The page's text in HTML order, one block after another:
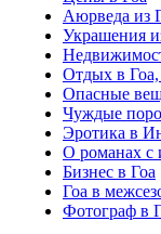
Аюрведа из
Украшения
Отдых в Гоа,
Опасные
Чуждые
Эротика в
О романах с
Бизнес в Гоа
Гоа в
Фотограф в